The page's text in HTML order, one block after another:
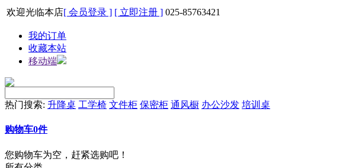
欢迎光临本店[ 会员登录 ] [ 立即注册 ] 025-85763421
我的订单
收藏本站
移动端
热门搜索: 升降桌 工学椅 文件柜 保密柜 通风橱 办公沙发 培训桌
购物车0件
您购物车为空，赶紧选购吧！